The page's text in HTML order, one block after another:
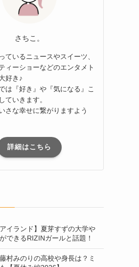
さちこ。
ているニュースやスイーツ、
ィーショーなどのエンタメト
好き♪
は『好き』や『気になる』こ
ていきます。
さな幸せに繋がりますよう
詳細はこちら
アイランド】夏芽すずの大学や
できるRIZINガールと話題！
村みのりの高校や身長は？ミ